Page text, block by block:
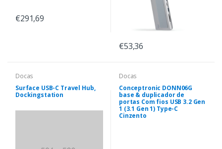
€291,69
€53,36
Docas
Surface USB-C Travel Hub,
Dockingstation
Docas
Conceptronic DONN06G
base & duplicador de
portas Com fios USB 3.2 Gen
1 (3.1 Gen 1) Type-C
Cinzento